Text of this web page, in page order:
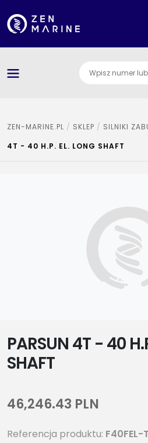
Jak
ZEN-MARINE.PL SKLEP SILNIKI
4T - 40 H.P. EL. LONG SHAFT
PARSUN 4T - 40
SHAFT
46,246.43 PLN
Referencja produktu: F40FEL-